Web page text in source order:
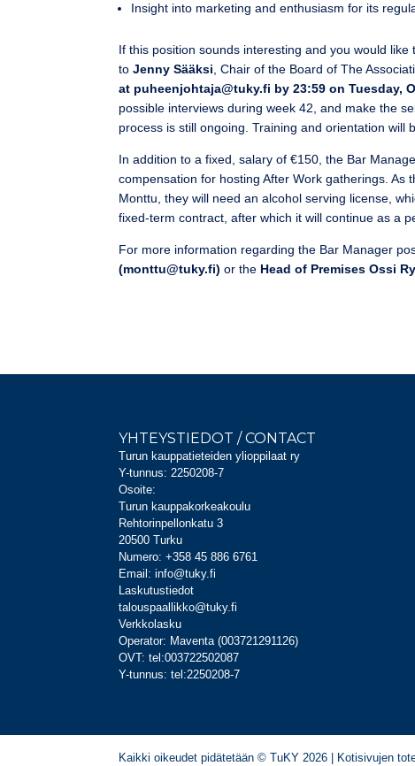
Insight into marketing and enthusiasm for its
If this position sounds interesting and you would
toJenny Sääksi , Chair of the Board of The
at puheenjohtaja@tuky.fi by 23:59 on Tuesday,
possible interviews during week 42, and make the
process is still ongoing. Training and orientation will
In addition to a fixed, salary of €150, the Bar
compensation for hosting After Work gatherings.
Monttu, they will need an alcohol serving license,
fixed-term contract, after which it will continue as a
For more information regarding the Bar Manager
(monttu@tuky.fi) or the Head of Premises Ossi
YHTEYSTIEDOT / CONTACT
Turun kauppatieteiden ylioppilaat ry
Y-tunnus: 2250208-7
Osoite:
Turun kauppakorkeakoulu
Rehtorinpellonkatu 3
20500 Turku
Numero: +358 45 886 6761
Email: info@tuky.fi
Laskutustiedot
talouspaallikko@tuky.fi
Verkkolasku
Operator: Maventa (003721291126)
OVT: tel:003722502087
Y-tunnus: tel:2250208-7
Kaikki oikeudet pidätetään © TuKY 2026 | Kotisivujen